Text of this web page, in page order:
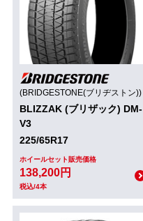
(BRIDGESTONE(ブリヂストン))
BLIZZAK (ブリザック) DM-
V3
225/65R17
ホイールセット販売価格
138,200円
税込/4本